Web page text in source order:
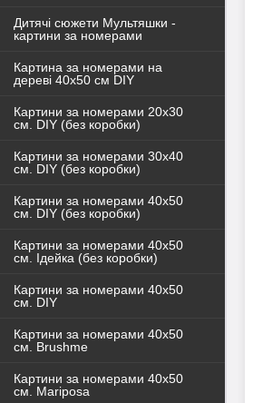
Дитячі сюжети Мультяшки -
картини за номерами
Картина за номерами на
дереві 40х50 см DIY
Картини за номерами 20х30
см. DIY (без коробки)
Картини за номерами 30х40
см. DIY (без коробки)
Картини за номерами 40х50
см. DIY (без коробки)
Картини за номерами 40x50
см. Ідейка (без коробки)
Картини за номерами 40х50
см. DIY
Картини за номерами 40х50
см. Brushme
Картини за номерами 40х50
см. Mariposa